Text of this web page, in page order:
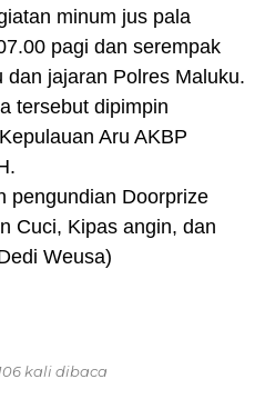
minum jus pala
pagi dan serempak
jajaran Polres Maluku.
tersebut dipimpin
Aru AKBP
pengundian Doorprize
Cuci, Kipas angin, dan
Weusa)
kali dibaca